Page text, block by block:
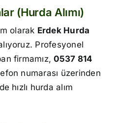
Hakkımızda
İletişim
(Hurda Alımı)
olarak Erdek Hurda
Profesyonel
firmamız,0537 814
numarası üzerinden
hızlı hurda alım